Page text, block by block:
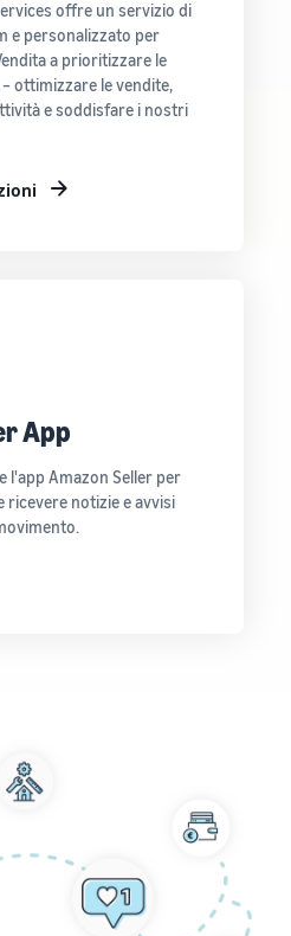
offre un servizio di
e personalizzato per
a prioritizzare le
ottimizzare le vendite,
e soddisfare i nostri
App
l'app Amazon Seller per
ricevere notizie e avvisi